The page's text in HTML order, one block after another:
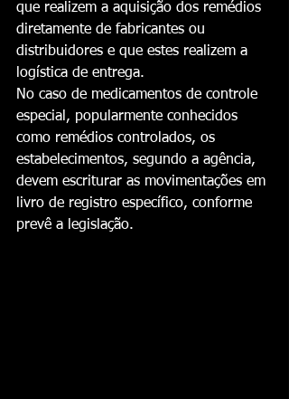
que realizem a aquisição dos remédios
diretamente de fabricantes ou
distribuidores e que estes realizem a
logística de entrega.
No caso de medicamentos de controle
especial, popularmente conhecidos
como remédios controlados, os
estabelecimentos, segundo a agência,
devem escriturar as movimentações em
livro de registro específico, conforme
prevê a legislação.